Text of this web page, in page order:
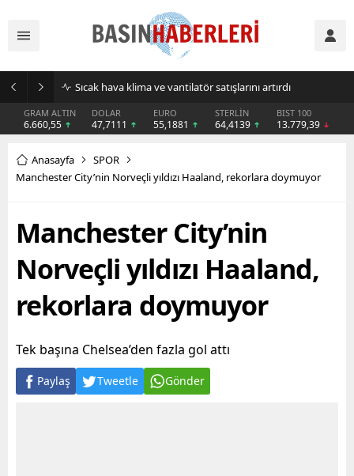
Sıcak hava klima ve vantilatör satışlarını artırdı
GRAM ALTIN
6.660,55
DOLAR
47,7111
EURO
55,1881
STERLİN
64,4139
BIST 100
13.779,39
Anasayfa
SPOR
Manchester City’nin Norveçli yıldızı Haaland, rekorlara doymuyor
Manchester City’nin
Norveçli yıldızı Haaland,
rekorlara doymuyor
Tek başına Chelsea’den fazla gol attı
Paylaş Tweetle Gönder